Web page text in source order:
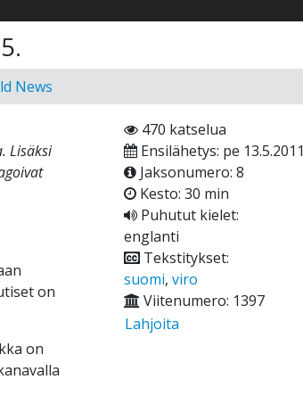
News
Lisäksi
on
on
470 katselua
Ensilähetys: pe 13.5.2011
Jaksonumero: 8
Kesto: 30 min
Puhutut kielet:
englanti
Tekstitykset:
suomi, viro
Viitenumero: 1397
Lahjoita